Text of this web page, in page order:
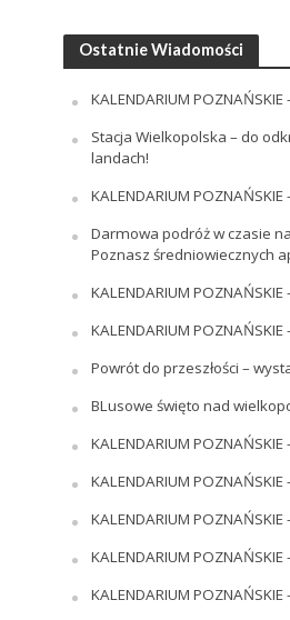
Ostatnie Wiadomości
KALENDARIUM POZNAŃSKIE
Stacja Wielkopolska – do
landach!
KALENDARIUM POZNAŃSKIE
Darmowa podróż w czasie
Poznasz średniowiecznych
KALENDARIUM POZNAŃSKIE
KALENDARIUM POZNAŃSKIE
Powrót do przeszłości –
BLusowe święto nad
KALENDARIUM POZNAŃSKIE
KALENDARIUM POZNAŃSKIE
KALENDARIUM POZNAŃSKIE
KALENDARIUM POZNAŃSKIE
KALENDARIUM POZNAŃSKIE